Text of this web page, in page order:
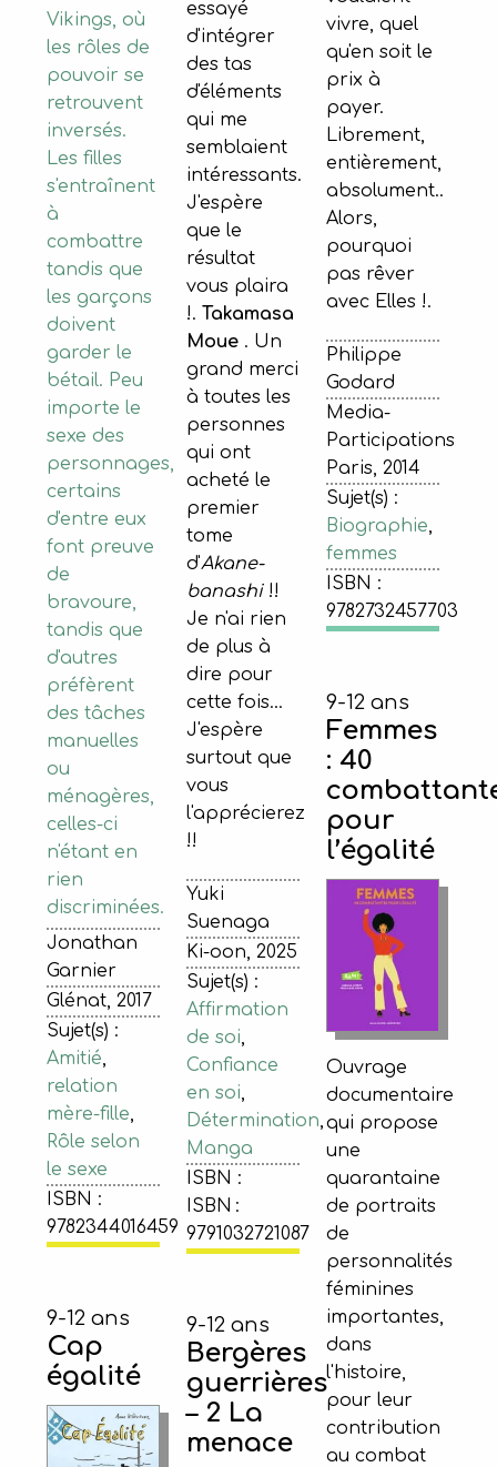
essayé
d'intégrer
des tas
d'éléments
qui me
semblaient
intéressants.
J'espère
que le
résultat
vous plaira
!. Takamasa
Moue . Un
grand merci
à toutes les
personnes
qui ont
acheté le
premier
tome
d'Akane-
banashi!!
Je n'ai rien
de plus à
dire pour
cette fois...
J'espère
surtout que
vous
l'apprécierez
!!
Yuki
Suenaga
Ki-oon, 2025
Sujet(s) :
Affirmation
de soi,
Confiance
en soi,
Détermination,
Manga
ISBN :
ISBN :
9791032721087
Vikings, où
les rôles de
pouvoir se
retrouvent
inversés.
Les filles
s'entraînent
à
combattre
tandis que
les garçons
doivent
garder le
bétail. Peu
importe le
sexe des
personnages,
certains
d'entre eux
font preuve
de
bravoure,
tandis que
d'autres
préfèrent
des tâches
manuelles
ou
ménagères,
celles-ci
n'étant en
rien
discriminées.
Jonathan
Garnier
Glénat, 2017
Sujet(s) :
Amitié,
relation
mère-fille,
Rôle selon
le sexe
ISBN :
9782344016459
9-12 ans
Bergères
guerrières
– 2 La
menace
9-12 ans
Cap
égalité
vivre, quel
qu'en soit le
prix à
payer.
Librement,
entièrement,
absolument..
Alors,
pourquoi
pas rêver
avec Elles !.
Philippe
Godard
Media-
Participations
Paris, 2014
Sujet(s) :
Biographie,
femmes
ISBN :
9782732457703
9-12 ans
Femmes
: 40
pour
l’égalité
Ouvrage
documentaire
qui propose
une
quarantaine
de portraits
de
personnalités
féminines
importantes,
dans
l'histoire,
pour leur
contribution
au combat